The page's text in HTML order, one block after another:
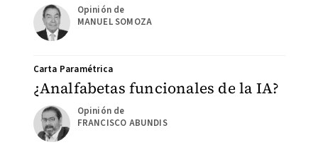
MANUEL SOMOZA
¿Analfabetas funcionales de la IA?
Carta Paramétrica
FRANCISCO ABUNDIS